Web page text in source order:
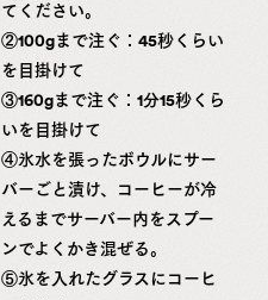
てください。
②100gまで注ぐ：45秒くらい
を目掛けて
③160gまで注ぐ：1分15秒くら
いを目掛けて
④氷水を張ったボウルにサー
バーごと漬け、コーヒーが冷
えるまでサーバー内をスプー
ンでよくかき混ぜる。
⑤氷を入れたグラスにコーヒ